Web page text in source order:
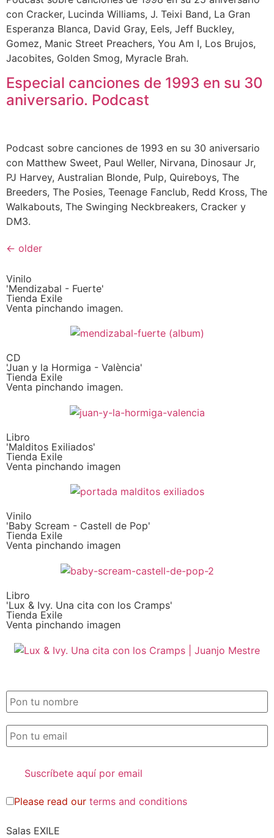
con Cracker, Lucinda Williams, J. Teixi Band, La Gran
Esperanza Blanca, David Gray, Eels, Jeff Buckley,
Gomez, Manic Street Preachers, You Am I, Los Brujos,
Jacobites, Golden Smog, Myracle Brah.
Especial canciones de 1993 en su 30
aniversario. Podcast
Podcast sobre canciones de 1993 en su 30 aniversario
con Matthew Sweet, Paul Weller, Nirvana, Dinosaur Jr,
PJ Harvey, Australian Blonde, Pulp, Quireboys, The
Breeders, The Posies, Teenage Fanclub, Redd Kross, The
Walkabouts, The Swinging Neckbreakers, Cracker y
DM3.
← older
Vinilo
'Mendizabal - Fuerte'
Tienda Exile
Venta pinchando imagen.
CD
'Juan y la Hormiga - València'
Tienda Exile
Venta pinchando imagen.
Libro
'Malditos Exiliados'
Tienda Exile
Venta pinchando imagen
Vinilo
'Baby Scream - Castell de Pop'
Tienda Exile
Venta pinchando imagen
Libro
'Lux & Ivy. Una cita con los Cramps'
Tienda Exile
Venta pinchando imagen
Please read our terms and conditions
Salas EXILE